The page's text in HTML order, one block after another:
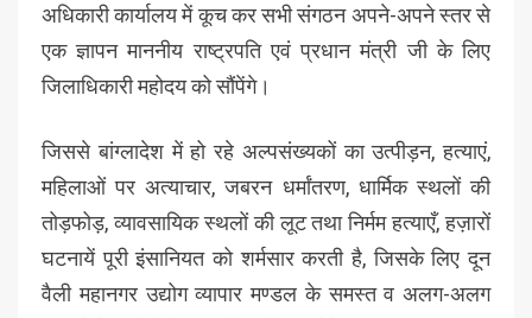
अधिकारी कार्यालय में कूच कर सभी संगठन अपने-अपने स्तर से
एक ज्ञापन माननीय राष्ट्रपति एवं प्रधान मंत्री जी के लिए
जिलाधिकारी महोदय को सौंपेंगे।
जिससे बांग्लादेश में हो रहे अल्पसंख्यकों का उत्पीड़न, हत्याएं,
महिलाओं पर अत्याचार, जबरन धर्मांतरण, धार्मिक स्थलों की
तोड़फोड़, व्यावसायिक स्थलों की लूट तथा निर्मम हत्याएँ, हज़ारों
घटनायें पूरी इंसानियत को शर्मसार करती है, जिसके लिए दून
वैली महानगर उद्योग व्यापार मण्डल के समस्त व अलग-अलग